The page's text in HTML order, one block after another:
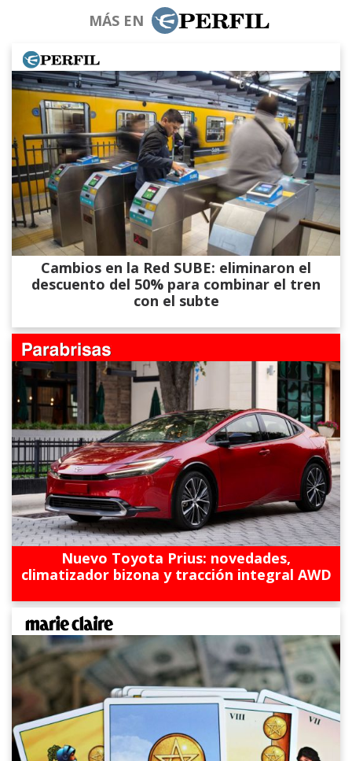
MÁS EN
Cambios en la Red SUBE: eliminaron el
descuento del 50% para combinar el tren
con el subte
Nuevo Toyota Prius: novedades,
climatizador bizona y tracción integral AWD